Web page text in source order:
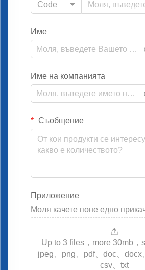
Code
Име
Име на компанията
Съобщение
Приложение
Моля качете поне едно
Up to 3 files，more 30mb，
jpeg、png、pdf、doc、docx
csv、txt